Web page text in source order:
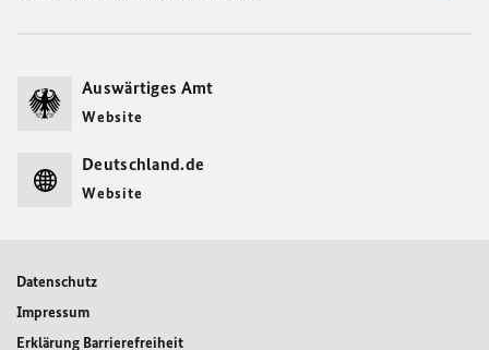
Auswärtiges Amt
Website
Deutschland.de
Website
Datenschutz
Impressum
Erklärung Barrierefreiheit